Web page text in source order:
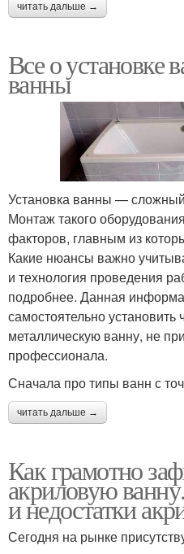
читать дальше →
Все о установке
ванны
Установка ванны —
Монтаж такого
факторов, главным из
Какие нюансы важно
и технология проведения
подробнее. Данная
самостоятельно
металлическую ванну, не
профессионала.
Сначала про типы ванн с
читать дальше →
Как грамотно
акриловую
и недостатки
Сегодня на рынке